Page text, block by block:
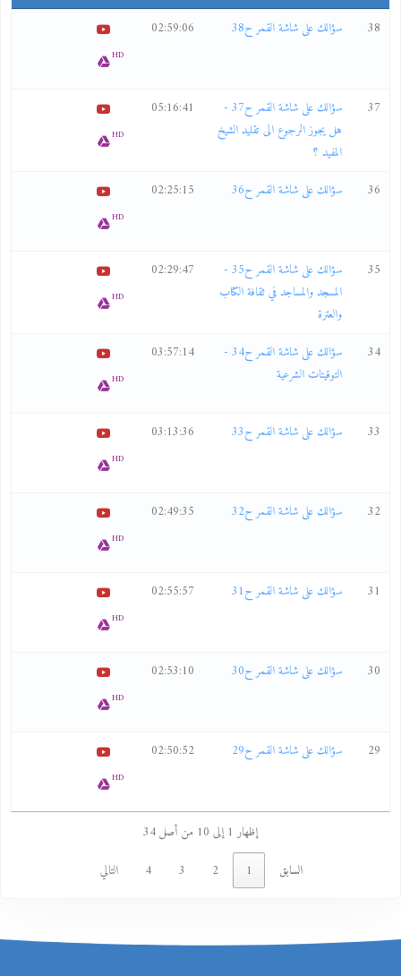
38
سؤالك على شاشة القمر ح38 02:59:06
HD
37
سؤالك على شاشة القمر ح37 -
هل يجوز الرجوع الى تقليد الشيخ
المفيد ؟
05:16:41
HD
36 سؤالك على شاشة القمر ح36 02:25:15
HD
35
سؤالك على شاشة القمر ح35 -
المسجد والمساجد في ثقافة الكتاب
والعترة
02:29:47
HD
34
سؤالك على شاشة القمر ح34 -
التوقيتات الشرعية
03:57:14
HD
33 سؤالك على شاشة القمر ح33 03:13:36
HD
32 سؤالك على شاشة القمر ح32 02:49:35
HD
31 سؤالك على شاشة القمر ح31 02:55:57
HD
30 سؤالك على شاشة القمر ح30 02:53:10
HD
29 سؤالك على شاشة القمر ح29 02:50:52
HD
إظهار 1 إلى 10 من أصل 34
السابق
التالي